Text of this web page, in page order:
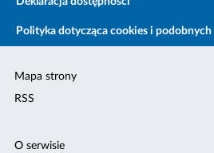
Polityka dotycząca cookies i
Mapa strony
RSS
O serwisie